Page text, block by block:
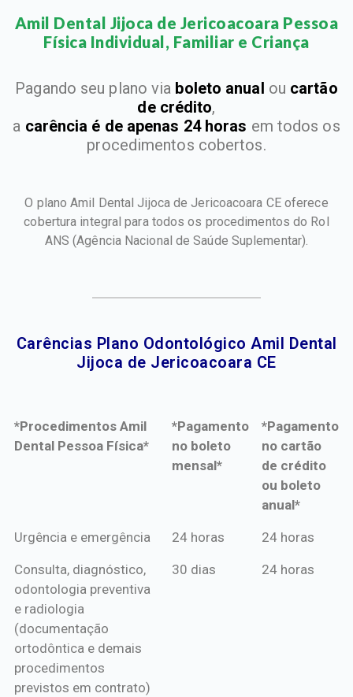
Amil Dental Jijoca de Jericoacoara Pessoa
Física Individual, Familiar e Criança​
Pagando seu plano via boleto anual ou cartão
de crédito,
a carência é de apenas 24 horas em todos os
procedimentos cobertos.
O plano Amil Dental Jijoca de Jericoacoara CE oferece
cobertura integral para todos os procedimentos do Rol
ANS(Agência Nacional de Saúde Suplementar).
Carências Plano Odontológico Amil Dental
Jijoca de Jericoacoara CE​
*Procedimentos Amil
Dental Pessoa Física*
*Pagamento
no boleto
mensal*
*Pagamento
no cartão
de crédito
ou boleto
anual*
*Procedimentos Amil
*Pagamento
mensal*
*Pagamento
de crédito
Urgência e emergência 24 horas 24 horas
Consulta, diagnóstico,
odontologia preventiva
e radiologia
(documentação
ortodôntica e demais
procedimentos
previstos em contrato)
30 dias 24 horas